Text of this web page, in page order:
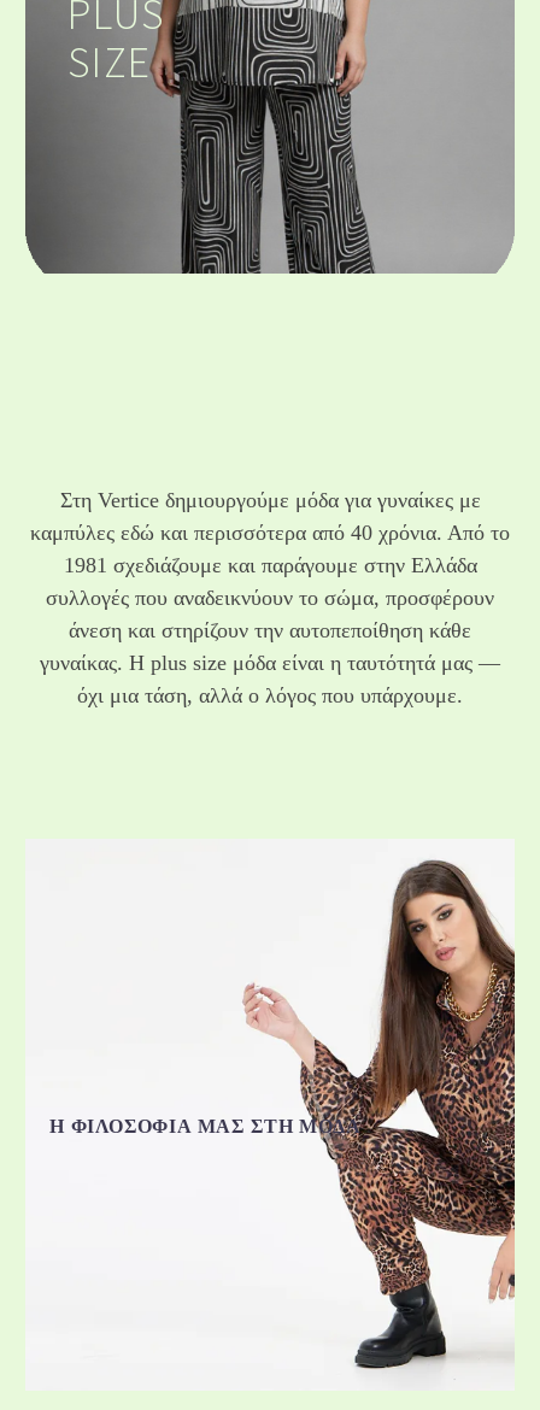
PLUS
SIZE
Στη Vertice δημιουργούμε μόδα για γυναίκες με
καμπύλες εδώ και περισσότερα από 40 χρόνια. Από το
1981 σχεδιάζουμε και παράγουμε στην Ελλάδα
συλλογές που αναδεικνύουν το σώμα, προσφέρουν
άνεση και στηρίζουν την αυτοπεποίθηση κάθε
γυναίκας. Η plus size μόδα είναι η ταυτότητά μας —
όχι μια τάση, αλλά ο λόγος που υπάρχουμε.
Η ΦΙΛΟΣΟΦΊΑ ΜΑΣ ΣΤΗ ΜΌΔΑ
Η ΦΙΛΟΣΟΦΊΑ ΜΑΣ ΣΤΗ ΜΌΔΑ ΜΕΓΆΛΩΝ
ΜΕΓΕΘΏΝ
Πιστεύουμε ότι κάθε γυναίκα αξίζει ρούχα που
εφαρμόζουν σωστά, κολακεύουν το σώμα της και την
κάνουν να νιώθει ο εαυτός της. Για αυτό επενδύουμε σε:
προσεγμένα πατρόν ειδικά για plus size σώματα
ποιοτικά υφάσματα που αγκαλιάζουν τις
καμπύλες
διαχρονικό design με σύγχρονη αισθητική
ελληνική παραγωγή με υψηλά standards
Η μόδα σε μεγάλα μεγέθη δεν είναι περιορισμός — είναι
δημιουργία χωρίς όρια.